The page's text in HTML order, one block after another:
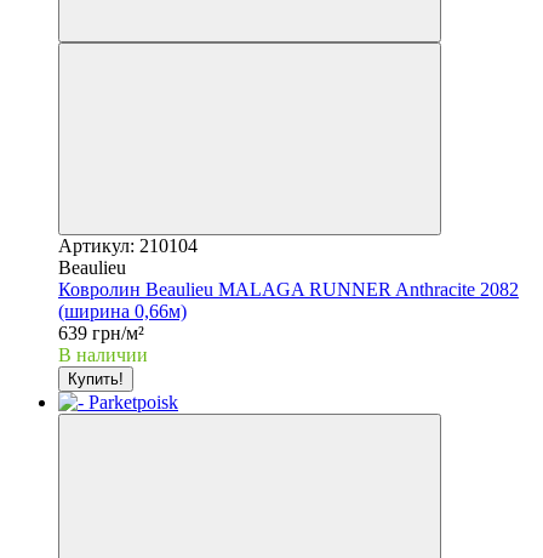
Артикул: 210104
Beaulieu
Ковролин Beaulieu MALAGA RUNNER Anthracite 2082
(ширина 0,66м)
639 грн/м²
В наличии
Купить!